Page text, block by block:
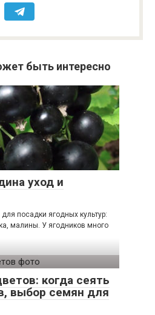
быть интересно
уход и
посадки ягодных культур:
малины. У ягодников много
когда сеять
выбор семян для